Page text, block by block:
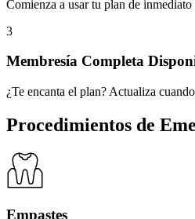
Comienza a usar tu plan de inmediato
3
Membresía Completa
¿Te encanta el plan? Actualiza
Procedimientos de
Empastes